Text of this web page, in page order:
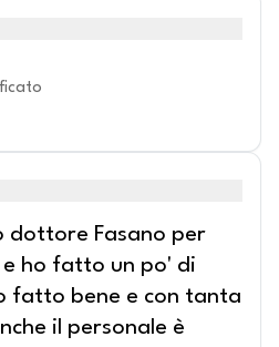
dottore Fasano per
ho fatto un po' di
fatto bene e con tanta
il personale è